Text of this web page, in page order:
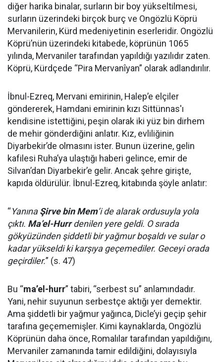
diğer harika binalar, surların bir boy yükseltilmesi,
surların üzerindeki birçok burç ve Ongözlü Köprü
Mervanilerin, Kürd medeniyetinin eserleridir. Ongözlü
Köprü’nün üzerindeki kitabede, köprünün 1065
yılında, Mervaniler tarafından yapıldığı yazılıdır zaten.
Köprü, Kürdçede “Pira Mervanîyan” olarak adlandırılır.
İbnul-Ezreq, Mervani emirinin, Halep’e elçiler
göndererek, Hamdani emirinin kızı Sittünnas'ı
kendisine istettiğini, peşin olarak iki yüz bin dirhem
de mehir gönderdiğini anlatır. Kız, evliliğinin
Diyarbekir’de olmasını ister. Bunun üzerine, gelin
kafilesi Ruha’ya ulaştığı haberi gelince, emir de
Silvan’dan Diyarbekir’e gelir. Ancak şehre girişte,
kapıda öldürülür. İbnul-Ezreq, kitabında şöyle anlatır:
“YanınaŞirve bin Mem’i de alarak ordusuyla yola
çıktı. Ma’el-Hurrdenilen yere geldi. O sırada
gökyüzünden şiddetli bir yağmur boşaldı ve sular o
kadar yükseldi ki karşıya geçemediler. Geceyi orada
geçirdiler.” (s. 47)
Bu “ma’el-hurr” tabiri, “serbest su” anlamındadır.
Yani, nehir suyunun serbestçe aktığı yer demektir.
Ama şiddetli bir yağmur yağınca, Dicle’yi geçip şehir
tarafına geçememişler. Kimi kaynaklarda, Ongözlü
Köprünün daha önce, Romalılar tarafından yapıldığını,
Mervaniler zamanında tamir edildiğini, dolayısıyla